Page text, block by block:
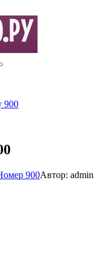
900
900Автор: admin